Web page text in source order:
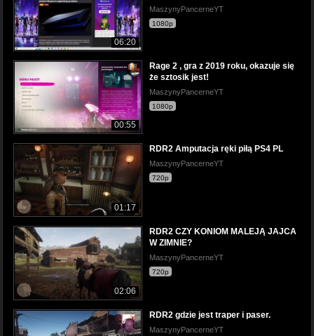
06:20
MaszynyPancerneYT
1080p
00:55
Rage 2 , gra z 2019 roku, okazuje się
że sztosik jest!
MaszynyPancerneYT
1080p
01:17
RDR2 Amputacja ręki piłą PS4 PL
MaszynyPancerneYT
720p
02:06
RDR2 CZY KONIOM MALEJĄ JAJCA
W ZIMNIE?
MaszynyPancerneYT
720p
RDR2 gdzie jest traper i paser.
MaszynyPancerneYT